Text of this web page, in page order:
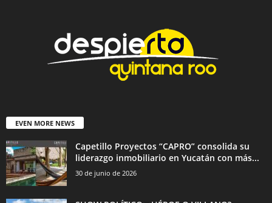
EVEN MORE NEWS
Capetillo Proyectos “CAPRO” consolida su
liderazgo inmobiliario en Yucatán con más...
30 de junio de 2026